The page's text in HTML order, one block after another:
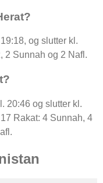
og slutter kl.
2 Sunnah og 2 Nafl.
20:46 og slutter kl.
Rakat: 4 Sunnah, 4